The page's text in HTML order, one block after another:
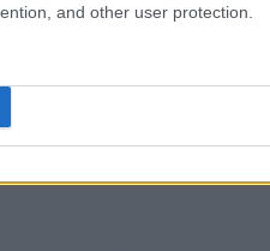
and other user protection.